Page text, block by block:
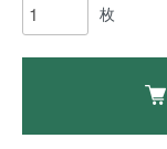
枚